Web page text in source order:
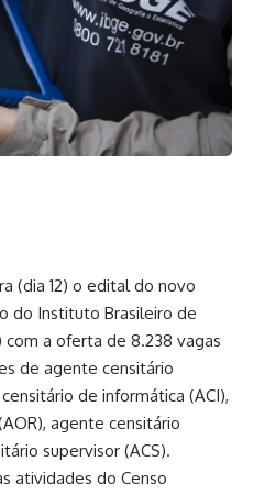
(dia 12) o edital do novo
do Instituto Brasileiro de
com a oferta de 8.238 vagas
de agente censitário
de informática (ACI),
agente censitário
supervisor (ACS).
atividades do Censo